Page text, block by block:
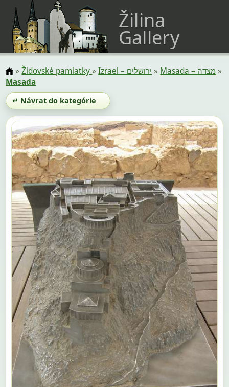
Žilina
Gallery
»Židovské pamiatky» Izrael – ירושלים » Masada – מצדה »
Masada
↵ Návrat do kategórie